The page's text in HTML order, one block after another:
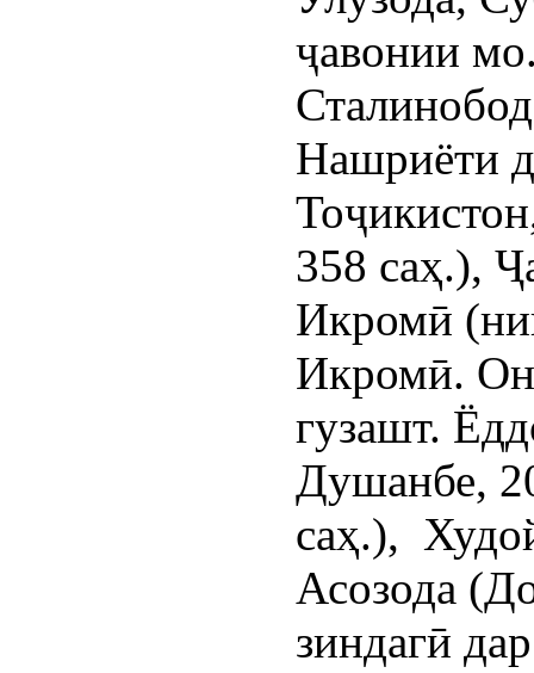
ҷавонии
Нашриёти
358 саҳ.),
Икромӣ
Икромӣ. Он
гузашт.
Душанбе,
саҳ.),
Асозода
зиндагӣ